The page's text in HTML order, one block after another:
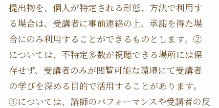
提出物を、個人が特定される形態、方法で利用す
る場合は、受講者に事前連絡の上、承諾を得た場
合にのみ利用することができるものとします。②
については、不特定多数が視聴できる場所には保
存せず、受講者のみが閲覧可能な環境にて受講者
の学びを深める目的で活用することがあります。
③については、講師のパフォーマンスや受講者の反